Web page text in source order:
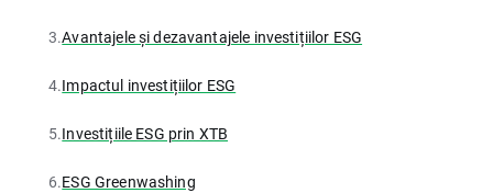
3.Avantajele și dezavantajele investițiilor ESG
4.Impactul investițiilor ESG
5.Investițiile ESG prin XTB
6.ESG Greenwashing